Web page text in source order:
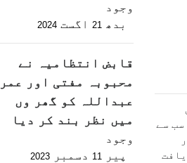
وجود
بدھ 21 اگست 2024
قابض انتظامیہ نے
محبوبہ مفتی اور عمر
عبداللہ کو گھر وں
میں نظر بند کر دیا
وجود
پیر 11 دسمبر 2023